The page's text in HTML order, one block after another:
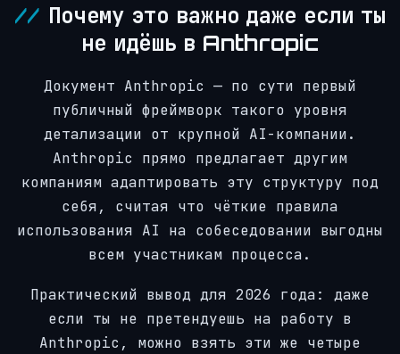
Почему это важно даже если ты
не идёшь в Anthropic
Документ Anthropic — по сути первый
публичный фреймворк такого уровня
детализации от крупной AI-компании.
Anthropic прямо предлагает другим
компаниям адаптировать эту структуру под
себя, считая что чёткие правила
использования AI на собеседовании выгодны
всем участникам процесса.
Практический вывод для 2026 года: даже
если ты не претендуешь на работу в
Anthropic, можно взять эти же четыре